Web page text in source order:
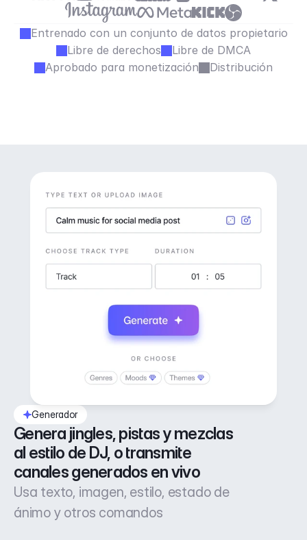
Entrenado con un conjunto de datos propietario
Libre de derechos
Libre de DMCA
Aprobado para monetización
Distribución
Generador
Genera jingles, pistas y mezclas
al estilo de DJ, o transmite
canales generados en vivo
Usa texto, imagen, estilo, estado de
ánimo y otros comandos